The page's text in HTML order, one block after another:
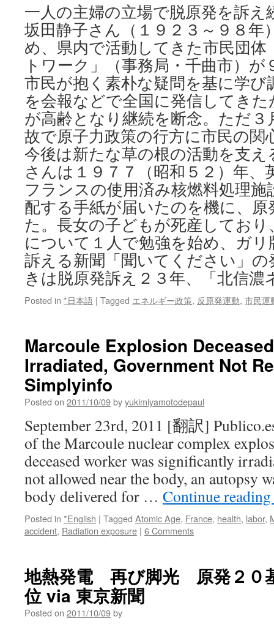
一人の主婦の立場で脱原発を訴え
坂田静子さん（１９２３～９８年
め、県内で活動してきた市民団体
トワーク」（事務局・千曲市）
市民が抱く素朴な疑問を基に学び
を会報などで全国に発信してき
が高齢となり継続を断念。ただ３
故で原子力政策の行方に市民の関
今後は新たな草の根の活動を支
さんは１９７７（昭和５２）年、
フランスの使用済み核燃料処理施
配する手紙が届いたのを機に、原
た。長女の子どもが死産してお
について１人で勉強を始め、ガ
訴える新聞「聞いてください」
きは脱原発訴え２３年、「北信
Posted in *日本語 | Tagged エネルギー政策, 反原発運動, 市民運
Marcoule Explosion
Irradiated, Government Not
Simplyinfo
Posted on 2011/10/09byyukimiyamotodepaul
September 23rd, 2011 [翻訳]
of the Marcoule nuclear complex
deceased worker was significantly
not allowed near the body, an autopsy
body delivered for … Continue reading
Posted in *English | Tagged Atomic Age, France, health, labor,
accident, Radiation exposure | 6 Comments
地熱発電 再び脚光 原発２０
位 via 東京新聞
Posted on 2011/10/09by